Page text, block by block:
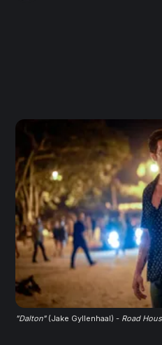
"Dalton" (Jake Gyllenhaal) - Road